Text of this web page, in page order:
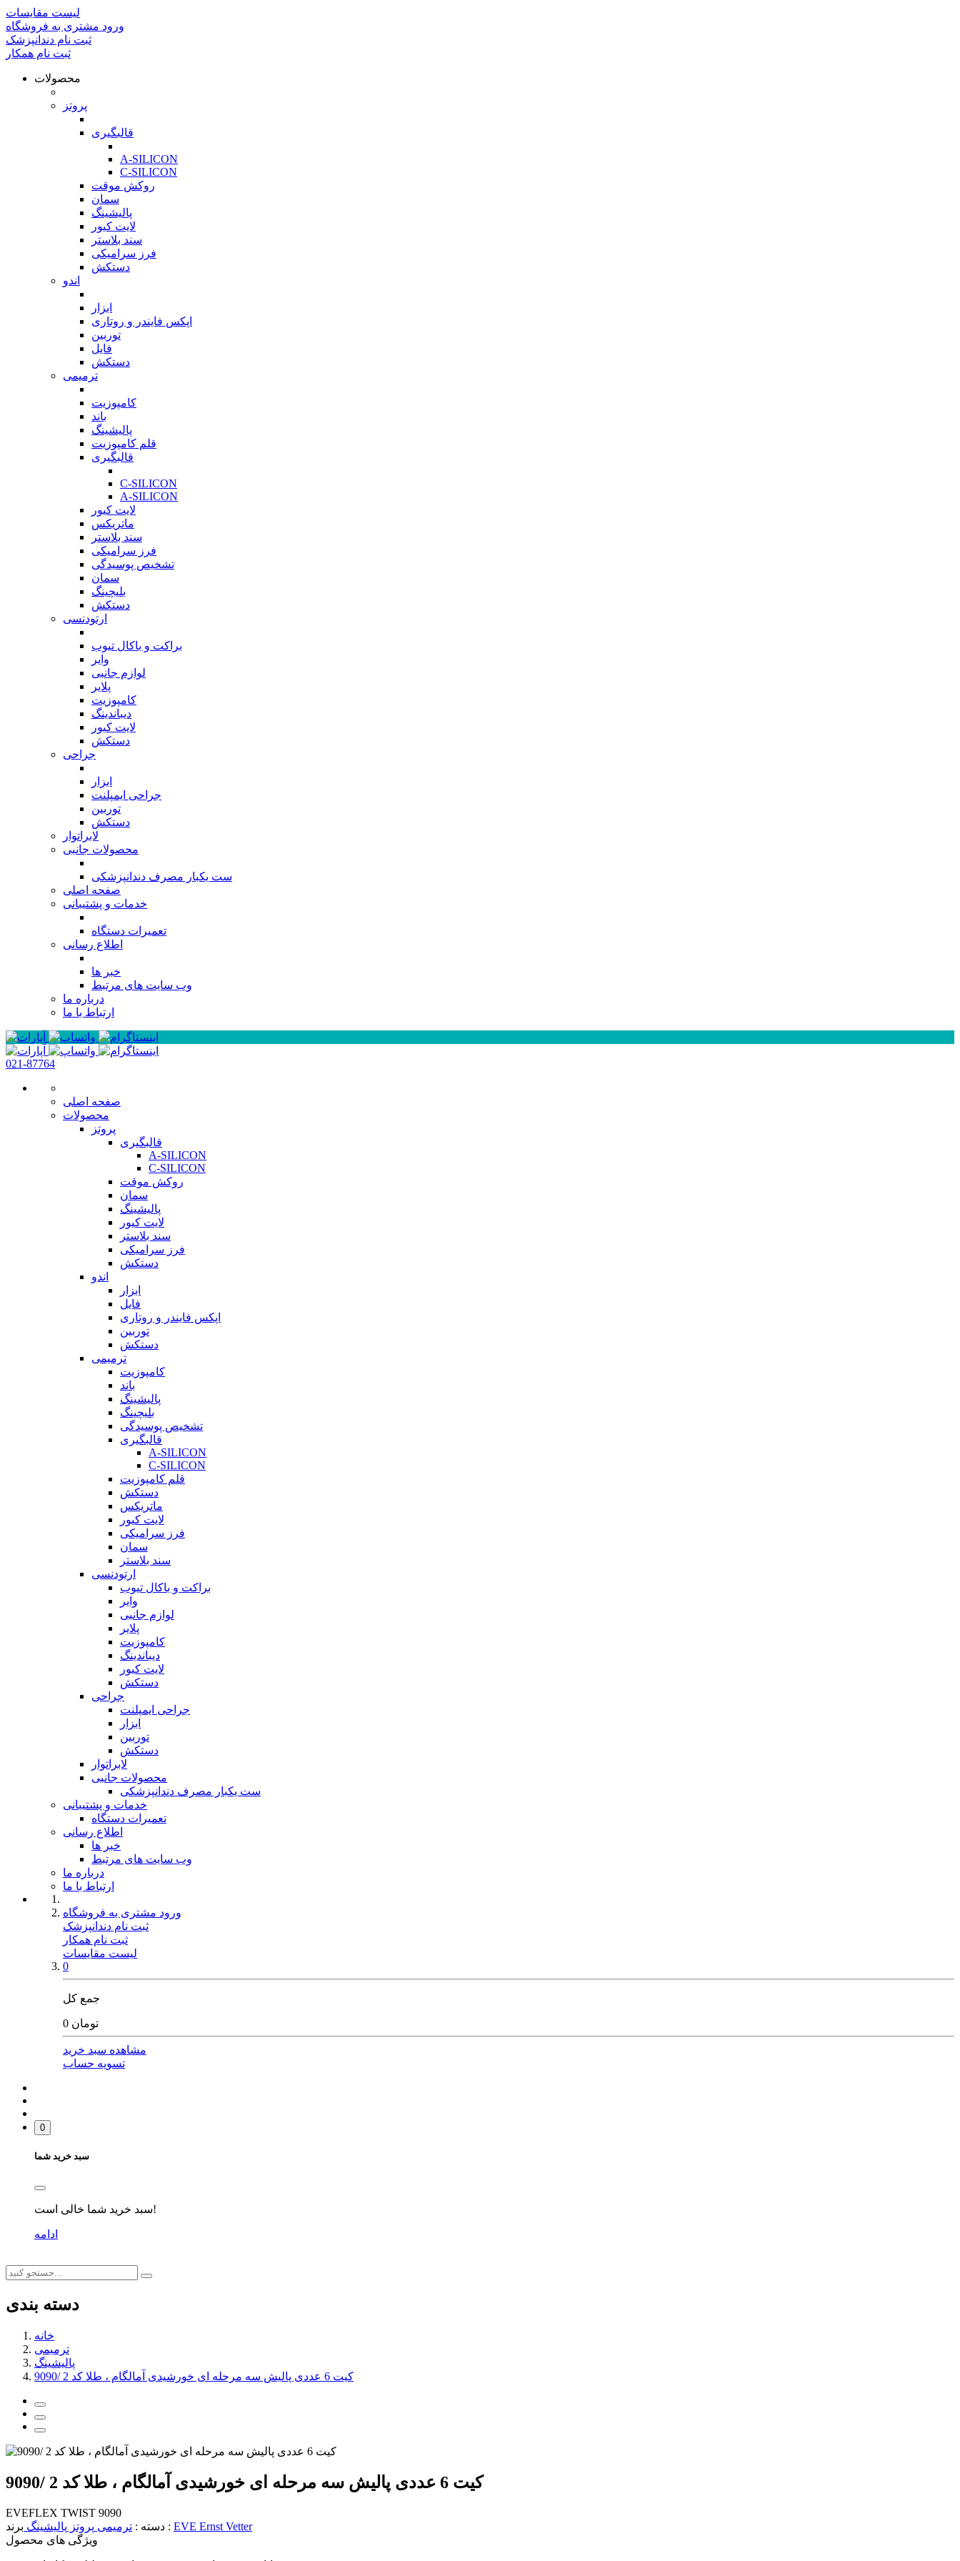
لیست مقایسات
ورود مشتری به فروشگاه
ثبت نام دندانپزشک
ثبت نام همکار
محصولات
پروتز
قالبگیری
A-SILICON
C-SILICON
روکش موقت
سمان
پالیشینگ
لایت کیور
سند بلاستر
فرز سرامیکی
دستکش
اندو
ابزار
اپکس فایندر و روتاری
توربین
فایل
دستکش
ترمیمی
کامپوزیت
باند
پالیشینگ
قلم کامپوزیت
قالبگیری
C-SILICON
A-SILICON
لایت کیور
ماتریکس
سند بلاستر
فرز سرامیکی
تشخیص پوسیدگی
سمان
بلیچینگ
دستکش
ارتودنسی
براکت و باکال تیوب
وایر
لوازم جانبی
پلایر
کامپوزیت
دیباندینگ
لایت کیور
دستکش
جراحی
ابزار
جراحی ایمپلنت
توربین
دستکش
لابراتوار
محصولات جانبی
ست یکبار مصرف دندانپزشکی
صفحه اصلی
خدمات و پشتیبانی
تعمیرات دستگاه
اطلاع رسانی
خبر ها
وب سایت های مرتبط
درباره ما
ارتباط با ما
021-87764
صفحه اصلی
محصولات
پروتز
قالبگیری
A-SILICON
C-SILICON
روکش موقت
سمان
پالیشینگ
لایت کیور
سند بلاستر
فرز سرامیکی
دستکش
اندو
ابزار
فایل
اپکس فایندر و روتاری
توربین
دستکش
ترمیمی
کامپوزیت
باند
پالیشینگ
بلیچینگ
تشخیص پوسیدگی
قالبگیری
A-SILICON
C-SILICON
قلم کامپوزیت
دستکش
ماتریکس
لایت کیور
فرز سرامیکی
سمان
سند بلاستر
ارتودنسی
براکت و باکال تیوب
وایر
لوازم جانبی
پلایر
کامپوزیت
دیباندینگ
لایت کیور
دستکش
جراحی
جراحی ایمپلنت
ابزار
توربین
دستکش
لابراتوار
محصولات جانبی
ست یکبار مصرف دندانپزشکی
خدمات و پشتیبانی
تعمیرات دستگاه
اطلاع رسانی
خبر ها
وب سایت های مرتبط
درباره ما
ارتباط با ما
ورود مشتری به فروشگاه
ثبت نام دندانپزشک
ثبت نام همکار
لیست مقایسات
0
جمع کل
0 تومان
مشاهده سبد خرید
تسویه حساب
0
سبد خرید شما
سبد خرید شما خالی است!
ادامه
دسته بندی
خانه
ترمیمی
پالیشینگ
کیت 6 عددی پالیش سه مرحله ای خورشیدی آمالگام ، طلا کد 2 /9090
کیت 6 عددی پالیش سه مرحله ای خورشیدی آمالگام ، طلا کد 2 /9090
EVEFLEX TWIST 9090
دسته : ترمیمی پروتز پالیشینگ برند : EVE Ernst Vetter
ویژگی های محصول